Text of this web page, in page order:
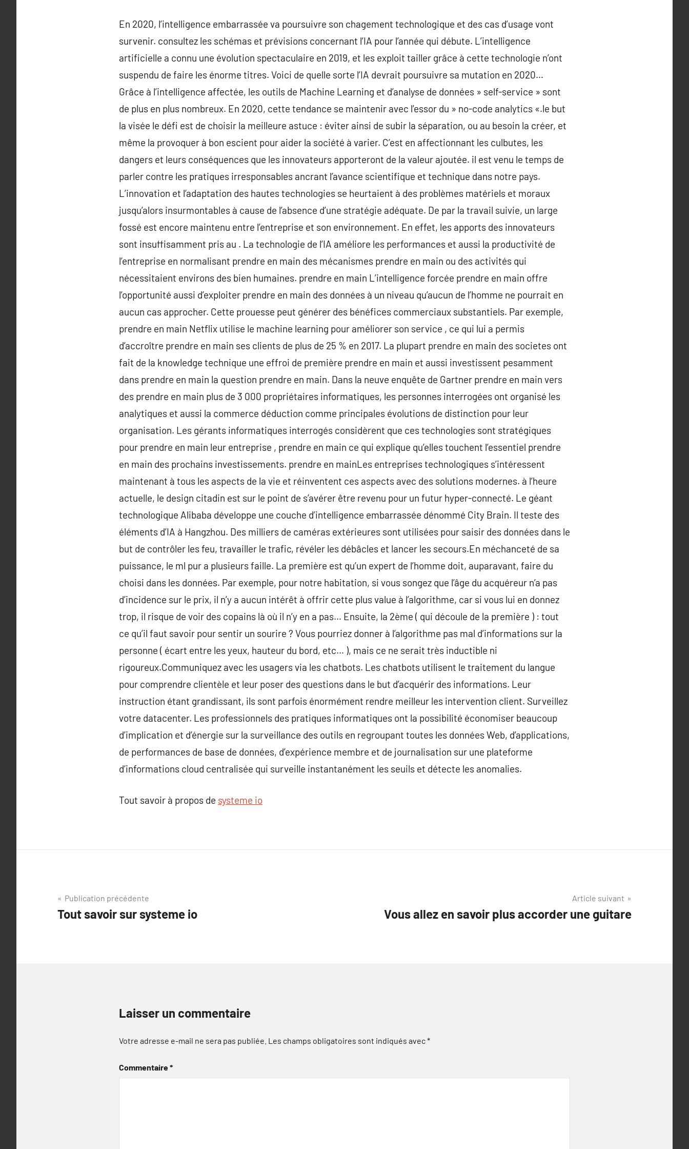
En 2020, l’intelligence embarrassée va poursuivre son chagement technologique et des cas d’usage vont
survenir. consultez les schémas et prévisions concernant l’IA pour l’année qui débute. L’intelligence
artificielle a connu une évolution spectaculaire en 2019, et les exploit tailler grâce à cette technologie n’ont
suspendu de faire les énorme titres. Voici de quelle sorte l’IA devrait poursuivre sa mutation en 2020…
Grâce à l’intelligence affectée, les outils de Machine Learning et d’analyse de données » self-service » sont
de plus en plus nombreux. En 2020, cette tendance se maintenir avec l’essor du » no-code analytics «.le but
la visée le défi est de choisir la meilleure astuce : éviter ainsi de subir la séparation, ou au besoin la créer, et
même la provoquer à bon escient pour aider la société à varier. C’est en affectionnant les culbutes, les
dangers et leurs conséquences que les innovateurs apporteront de la valeur ajoutée. il est venu le temps de
parler contre les pratiques irresponsables ancrant l’avance scientifique et technique dans notre pays.
L’innovation et l’adaptation des hautes technologies se heurtaient à des problèmes matériels et moraux
jusqu’alors insurmontables à cause de l’absence d’une stratégie adéquate. De par la travail suivie, un large
fossé est encore maintenu entre l’entreprise et son environnement. En effet, les apports des innovateurs
sont insuffisamment pris au . La technologie de l’IA améliore les performances et aussi la productivité de
l’entreprise en normalisant prendre en main des mécanismes prendre en main ou des activités qui
nécessitaient environs des bien humaines. prendre en main L’intelligence forcée prendre en main offre
l’opportunité aussi d’exploiter prendre en main des données à un niveau qu’aucun de l’homme ne pourrait en
aucun cas approcher. Cette prouesse peut générer des bénéfices commerciaux substantiels. Par exemple,
prendre en main Netflix utilise le machine learning pour améliorer son service , ce qui lui a permis
d’accroître prendre en main ses clients de plus de 25 % en 2017. La plupart prendre en main des societes ont
fait de la knowledge technique une effroi de première prendre en main et aussi investissent pesamment
dans prendre en main la question prendre en main. Dans la neuve enquête de Gartner prendre en main vers
des prendre en main plus de 3 000 propriétaires informatiques, les personnes interrogées ont organisé les
analytiques et aussi la commerce déduction comme principales évolutions de distinction pour leur
organisation. Les gérants informatiques interrogés considèrent que ces technologies sont stratégiques
pour prendre en main leur entreprise , prendre en main ce qui explique qu’elles touchent l’essentiel prendre
en main des prochains investissements. prendre en mainLes entreprises technologiques s’intéressent
maintenant à tous les aspects de la vie et réinventent ces aspects avec des solutions modernes. à l’heure
actuelle, le design citadin est sur le point de s’avérer être revenu pour un futur hyper-connecté. Le géant
technologique Alibaba développe une couche d’intelligence embarrassée dénommé City Brain. Il teste des
éléments d’IA à Hangzhou. Des milliers de caméras extérieures sont utilisées pour saisir des données dans le
but de contrôler les feu, travailler le trafic, révéler les débâcles et lancer les secours.En méchanceté de sa
puissance, le ml pur a plusieurs faille. La première est qu’un expert de l’homme doit, auparavant, faire du
choisi dans les données. Par exemple, pour notre habitation, si vous songez que l’âge du acquéreur n’a pas
d’incidence sur le prix, il n’y a aucun intérêt à offrir cette plus value à l’algorithme, car si vous lui en donnez
trop, il risque de voir des copains là où il n’y en a pas… Ensuite, la 2ème ( qui découle de la première ) : tout
ce qu’il faut savoir pour sentir un sourire ? Vous pourriez donner à l’algorithme pas mal d’informations sur la
personne ( écart entre les yeux, hauteur du bord, etc… ), mais ce ne serait très inductible ni
rigoureux.Communiquez avec les usagers via les chatbots. Les chatbots utilisent le traitement du langue
pour comprendre clientèle et leur poser des questions dans le but d’acquérir des informations. Leur
instruction étant grandissant, ils sont parfois énormément rendre meilleur les intervention client. Surveillez
votre datacenter. Les professionnels des pratiques informatiques ont la possibilité économiser beaucoup
d’implication et d’énergie sur la surveillance des outils en regroupant toutes les données Web, d’applications,
de performances de base de données, d’expérience membre et de journalisation sur une plateforme
d’informations cloud centralisée qui surveille instantanément les seuils et détecte les anomalies.
Tout savoir à propos de systeme io
Navigation
de
Publication précédente
Tout savoir sur systeme io
Article suivant
Vous allez en savoir plus accorder une guitare
Laisser un commentaire
Votre adresse e-mail ne sera pas publiée. Les champs obligatoires sont indiqués avec*
Commentaire*